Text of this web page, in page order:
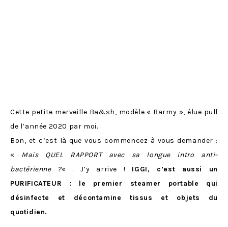
Cette petite merveille Ba&sh, modèle « Barmy », élue pull
de l’année 2020 par moi.
Bon, et c’est là que vous commencez à vous demander :
« Mais QUEL RAPPORT avec sa longue intro anti-
bactérienne ?« . J’y arrive ! IGGI, c’est aussi un
PURIFICATEUR : le premier steamer portable qui
désinfecte et décontamine tissus et objets du
quotidien.